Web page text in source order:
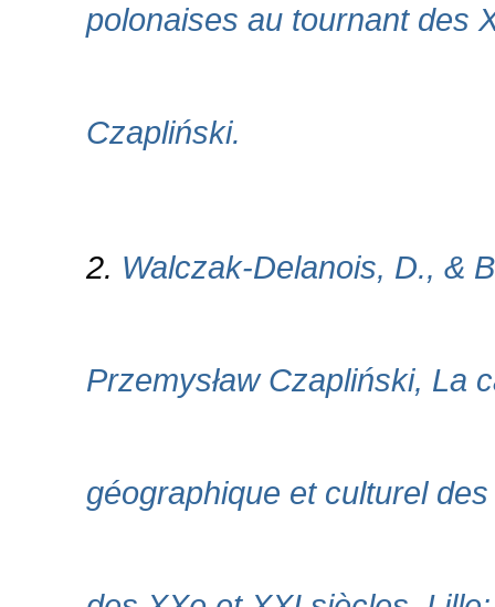
polonaises au tournant des
Czapliński.
2. Walczak-Delanois, D., &
Przemysław Czapliński, La
géographique et culturel